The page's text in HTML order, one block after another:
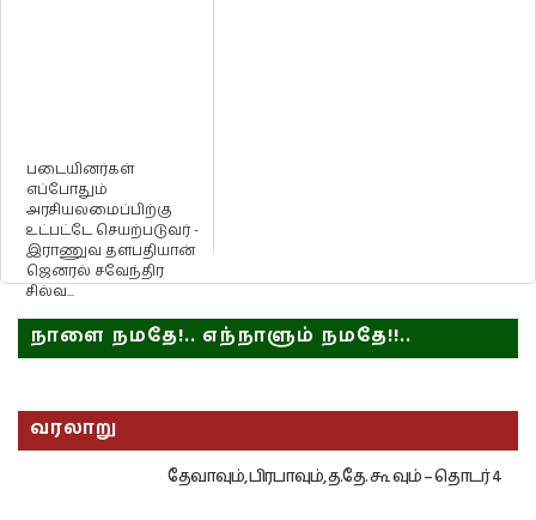
படையினர்கள்
எப்போதும்
அரசியலமைப்பிற்கு
உட்பட்டே செயற்படுவர் -
இராணுவ தளபதியான்
ஜெனரல் சவேந்திர
சில்வ...
நாளை நமதே!.. எந்நாளும் நமதே!!..
வரலாறு
தேவாவும், பிரபாவும், த.தே. கூ வும் – தொடர் 4